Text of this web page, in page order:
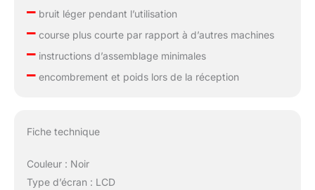
–bruit léger pendant l’utilisation
–course plus courte par rapport à d’autres machines
–instructions d’assemblage minimales
–encombrement et poids lors de la réception
Fiche technique
Couleur : Noir
Type d’écran : LCD